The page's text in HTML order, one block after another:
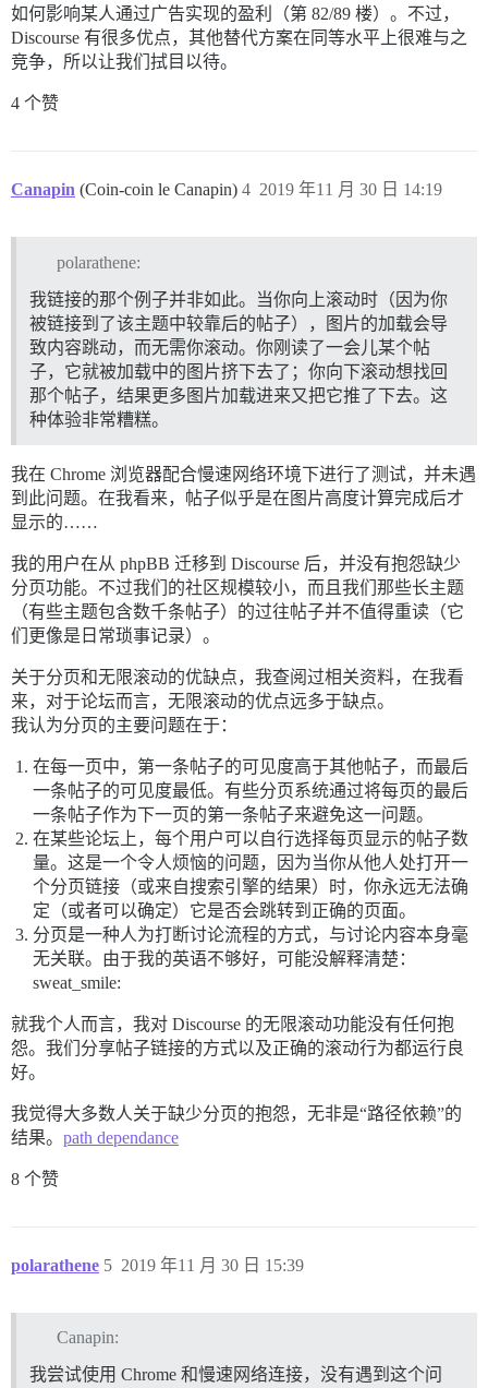
如何影响某人通过广告实现的盈利（第 82/89 楼）。不过，
Discourse 有很多优点，其他替代方案在同等水平上很难与之
竞争，所以让我们拭目以待。
4 个赞
Canapin (Coin-coin le Canapin) 2019 年11 月 30 日 14:19
4
polarathene:
我链接的那个例子并非如此。当你向上滚动时（因为你
被链接到了该主题中较靠后的帖子），图片的加载会导
致内容跳动，而无需你滚动。你刚读了一会儿某个帖
子，它就被加载中的图片挤下去了；你向下滚动想找回
那个帖子，结果更多图片加载进来又把它推了下去。这
种体验非常糟糕。
我在 Chrome 浏览器配合慢速网络环境下进行了测试，并未遇
到此问题。在我看来，帖子似乎是在图片高度计算完成后才
显示的……
我的用户在从 phpBB 迁移到 Discourse 后，并没有抱怨缺少
分页功能。不过我们的社区规模较小，而且我们那些长主题
（有些主题包含数千条帖子）的过往帖子并不值得重读（它
们更像是日常琐事记录）。
关于分页和无限滚动的优缺点，我查阅过相关资料，在我看
来，对于论坛而言，无限滚动的优点远多于缺点。
我认为分页的主要问题在于：
在每一页中，第一条帖子的可见度高于其他帖子，而最后
一条帖子的可见度最低。有些分页系统通过将每页的最后
一条帖子作为下一页的第一条帖子来避免这一问题。
在某些论坛上，每个用户可以自行选择每页显示的帖子数
量。这是一个令人烦恼的问题，因为当你从他人处打开一
个分页链接（或来自搜索引擎的结果）时，你永远无法确
定（或者可以确定）它是否会跳转到正确的页面。
分页是一种人为打断讨论流程的方式，与讨论内容本身毫
无关联。由于我的英语不够好，可能没解释清楚：
sweat_smile:
就我个人而言，我对 Discourse 的无限滚动功能没有任何抱
怨。我们分享帖子链接的方式以及正确的滚动行为都运行良
好。
我觉得大多数人关于缺少分页的抱怨，无非是“路径依赖”的
结果。 path dependance
8 个赞
polarathene 2019 年11 月 30 日 15:39
5
Canapin:
我尝试使用 Chrome 和慢速网络连接，没有遇到这个问